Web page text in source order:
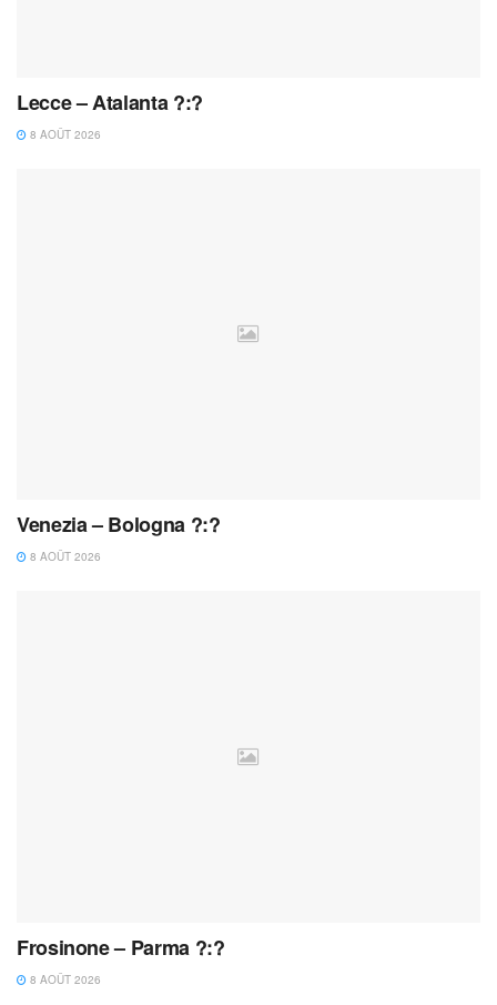
Lecce – Atalanta ?:?
8 AOÛT 2026
Venezia – Bologna ?:?
8 AOÛT 2026
Frosinone – Parma ?:?
8 AOÛT 2026